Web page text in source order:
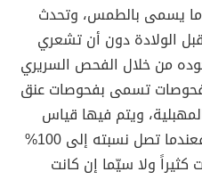
يسمى بالطمس، وتحدث
الولادة دون أن تشعري
من خلال الفحص السريري
فحوصات تسمى بفحوصات عنق
ويتم فيها قياس
الطمس بالنسبة المئوية، فعندما تصل نسبته إلى 100%
كثيراً ولا سيّما إن كانت